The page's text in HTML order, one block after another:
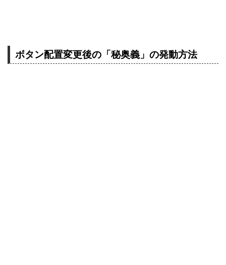
ボタン配置変更後の「秘奥義」の発動方法